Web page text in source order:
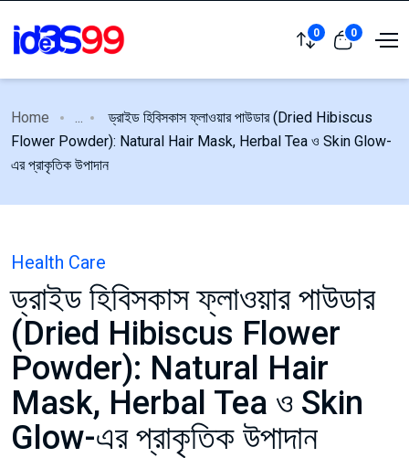
0 0
Home ...
ড্রাইড হিবিসকাস ফ্লাওয়ার পাউডার (Dried Hibiscus
Flower Powder): Natural Hair Mask, Herbal Tea ও Skin Glow-
এর প্রাকৃতিক উপাদান
Health Care
ড্রাইড হিবিসকাস ফ্লাওয়ার পাউডার
(Dried Hibiscus Flower
Powder): Natural Hair
Mask, Herbal Tea ও Skin
Glow-এর প্রাকৃতিক উপাদান